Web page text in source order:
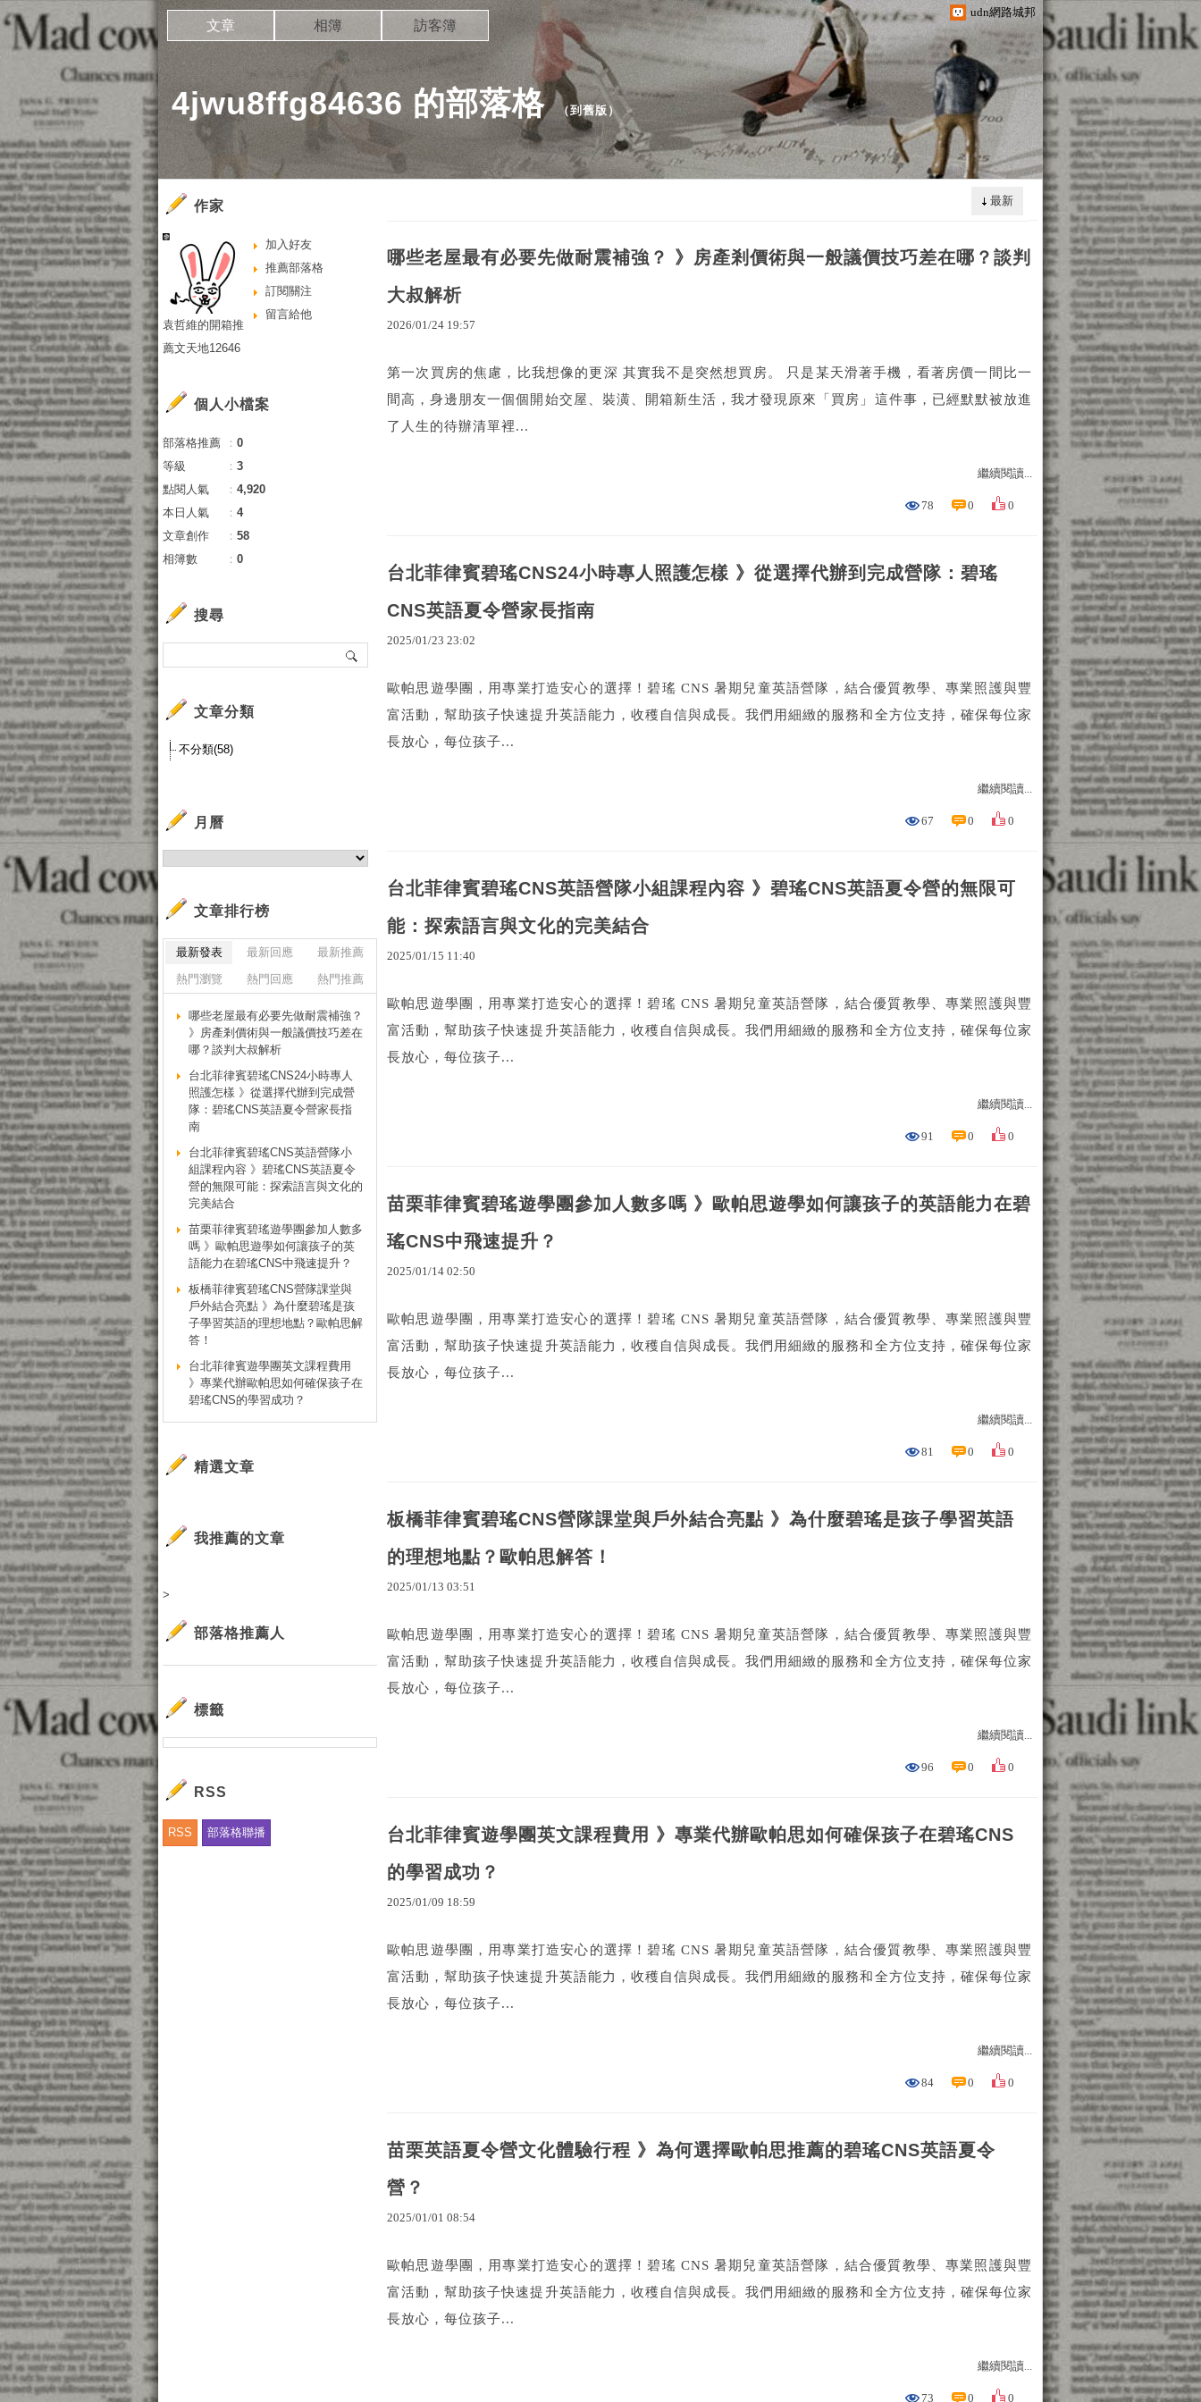
udn網路城邦
4jwu8ffg84636 的部落格（到舊版 ）
文章 相簿 訪客簿
最新
哪些老屋最有必要先做耐震補強？ 》房產剎價術與一般議價技巧差在哪？談判
大叔解析
2026/01/24 19:57
第一次買房的焦慮，比我想像的更深 其實我不是突然想買房。 只是某天滑著手機，看著房價一間比一
間高，身邊朋友一個個開始交屋、裝潢、開箱新生活，我才發現原來「買房」這件事，已經默默被放進
了人生的待辦清單裡...
繼續閱讀...
78 0 0
台北菲律賓碧瑤CNS24小時專人照護怎樣 》從選擇代辦到完成營隊：碧瑤
CNS英語夏令營家長指南
2025/01/23 23:02
歐帕思遊學團，用專業打造安心的選擇！碧瑤 CNS 暑期兒童英語營隊，結合優質教學、專業照護與豐
富活動，幫助孩子快速提升英語能力，收穫自信與成長。我們用細緻的服務和全方位支持，確保每位家
長放心，每位孩子...
繼續閱讀...
67 0 0
台北菲律賓碧瑤CNS英語營隊小組課程內容 》碧瑤CNS英語夏令營的無限可
能：探索語言與文化的完美結合
2025/01/15 11:40
歐帕思遊學團，用專業打造安心的選擇！碧瑤 CNS 暑期兒童英語營隊，結合優質教學、專業照護與豐
富活動，幫助孩子快速提升英語能力，收穫自信與成長。我們用細緻的服務和全方位支持，確保每位家
長放心，每位孩子...
繼續閱讀...
91 0 0
苗栗菲律賓碧瑤遊學團參加人數多嗎 》歐帕思遊學如何讓孩子的英語能力在碧
瑤CNS中飛速提升？
2025/01/14 02:50
歐帕思遊學團，用專業打造安心的選擇！碧瑤 CNS 暑期兒童英語營隊，結合優質教學、專業照護與豐
富活動，幫助孩子快速提升英語能力，收穫自信與成長。我們用細緻的服務和全方位支持，確保每位家
長放心，每位孩子...
繼續閱讀...
81 0 0
板橋菲律賓碧瑤CNS營隊課堂與戶外結合亮點 》為什麼碧瑤是孩子學習英語
的理想地點？歐帕思解答！
2025/01/13 03:51
歐帕思遊學團，用專業打造安心的選擇！碧瑤 CNS 暑期兒童英語營隊，結合優質教學、專業照護與豐
富活動，幫助孩子快速提升英語能力，收穫自信與成長。我們用細緻的服務和全方位支持，確保每位家
長放心，每位孩子...
繼續閱讀...
96 0 0
台北菲律賓遊學團英文課程費用 》專業代辦歐帕思如何確保孩子在碧瑤CNS
的學習成功？
2025/01/09 18:59
歐帕思遊學團，用專業打造安心的選擇！碧瑤 CNS 暑期兒童英語營隊，結合優質教學、專業照護與豐
富活動，幫助孩子快速提升英語能力，收穫自信與成長。我們用細緻的服務和全方位支持，確保每位家
長放心，每位孩子...
繼續閱讀...
84 0 0
苗栗英語夏令營文化體驗行程 》為何選擇歐帕思推薦的碧瑤CNS英語夏令
營？
2025/01/01 08:54
歐帕思遊學團，用專業打造安心的選擇！碧瑤 CNS 暑期兒童英語營隊，結合優質教學、專業照護與豐
富活動，幫助孩子快速提升英語能力，收穫自信與成長。我們用細緻的服務和全方位支持，確保每位家
長放心，每位孩子...
繼續閱讀...
73 0 0
作家
加入好友
推薦部落格
訂閱關注
留言給他
袁哲維的開箱推
薦文天地12646
個人小檔案
部落格推薦 ： 0
等級
： 3
點閱人氣
： 4,920
本日人氣
： 4
文章創作
： 58
相簿數
： 0
搜尋
文章分類
不分類(58)
月曆
文章排行榜
最新發表 最新回應
最新推薦
熱門瀏覽
熱門回應 熱門推薦
哪些老屋最有必要先做耐震補強？
》房產剎價術與一般議價技巧差在
哪？談判大叔解析
台北菲律賓碧瑤CNS24小時專人
照護怎樣 》從選擇代辦到完成營
隊：碧瑤CNS英語夏令營家長指
南
台北菲律賓碧瑤CNS英語營隊小
組課程內容 》碧瑤CNS英語夏令
營的無限可能：探索語言與文化的
完美結合
苗栗菲律賓碧瑤遊學團參加人數多
嗎 》歐帕思遊學如何讓孩子的英
語能力在碧瑤CNS中飛速提升？
板橋菲律賓碧瑤CNS營隊課堂與
戶外結合亮點 》為什麼碧瑤是孩
子學習英語的理想地點？歐帕思解
答！
台北菲律賓遊學團英文課程費用
》專業代辦歐帕思如何確保孩子在
碧瑤CNS的學習成功？
精選文章
我推薦的文章
>
部落格推薦人
標籤
RSS
RSS 部落格聯播